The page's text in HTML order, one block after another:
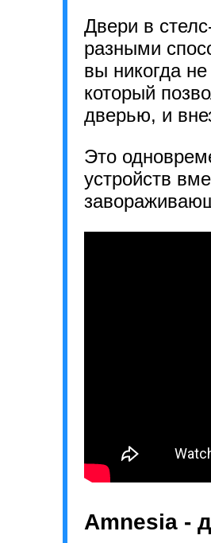
Двери в
разными
вы никогда
который
дверью, и
Это
устройств
Amnesia -